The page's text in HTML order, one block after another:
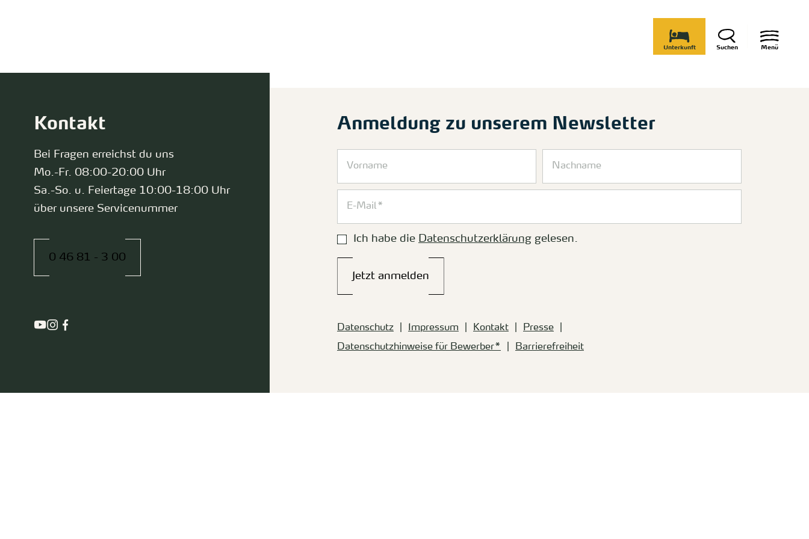
Menü
Suchen
Unterkunft
Anmeldung zu unserem Newsletter
Ich habe die Datenschutzerklärung gelesen.
Jetzt anmelden
Datenschutz Impressum Kontakt
Presse
Datenschutzhinweise für Bewerber*
Barrierefreiheit
Kontakt
Bei Fragen erreichst du uns
Mo.-Fr. 08:00-20:00 Uhr
Sa.-So. u. Feiertage 10:00-18:00 Uhr
über unsere Servicenummer
0 46 81 - 3 00